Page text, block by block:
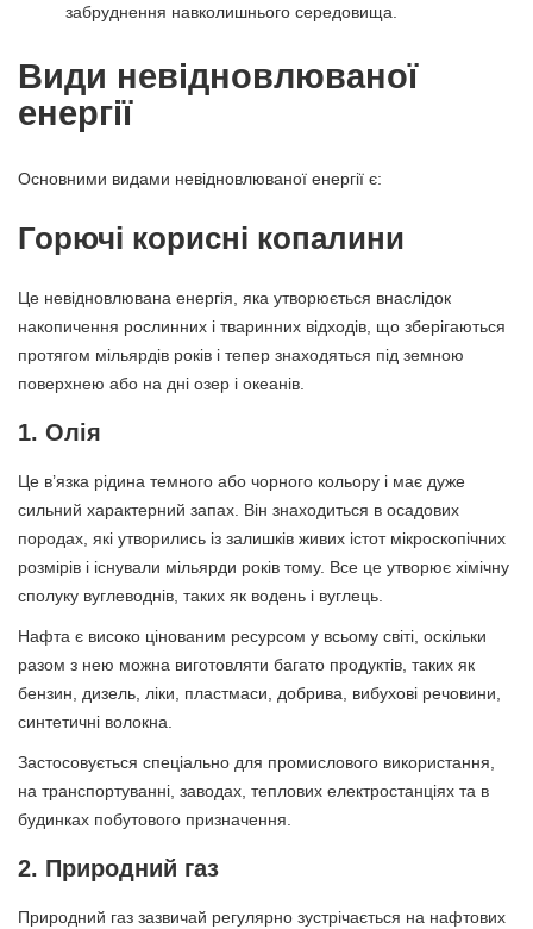
забруднення навколишнього середовища.
Види невідновлюваної
енергії
Основними видами невідновлюваної енергії є:
Горючі корисні копалини
Це невідновлювана енергія, яка утворюється внаслідок
накопичення рослинних і тваринних відходів, що зберігаються
протягом мільярдів років і тепер знаходяться під земною
поверхнею або на дні озер і океанів.
1. Олія
Це в’язка рідина темного або чорного кольору і має дуже
сильний характерний запах. Він знаходиться в осадових
породах, які утворились із залишків живих істот мікроскопічних
розмірів і існували мільярди років тому. Все це утворює хімічну
сполуку вуглеводнів, таких як водень і вуглець.
Нафта є високо цінованим ресурсом у всьому світі, оскільки
разом з нею можна виготовляти багато продуктів, таких як
бензин, дизель, ліки, пластмаси, добрива, вибухові речовини,
синтетичні волокна.
Застосовується спеціально для промислового використання,
на транспортуванні, заводах, теплових електростанціях та в
будинках побутового призначення.
2. Природний газ
Природний газ зазвичай регулярно зустрічається на нафтових